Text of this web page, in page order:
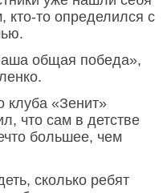
кто-то определился с
общая победа»,
клуба «Зенит»
что сам в детстве
большее, чем
сколько ребят